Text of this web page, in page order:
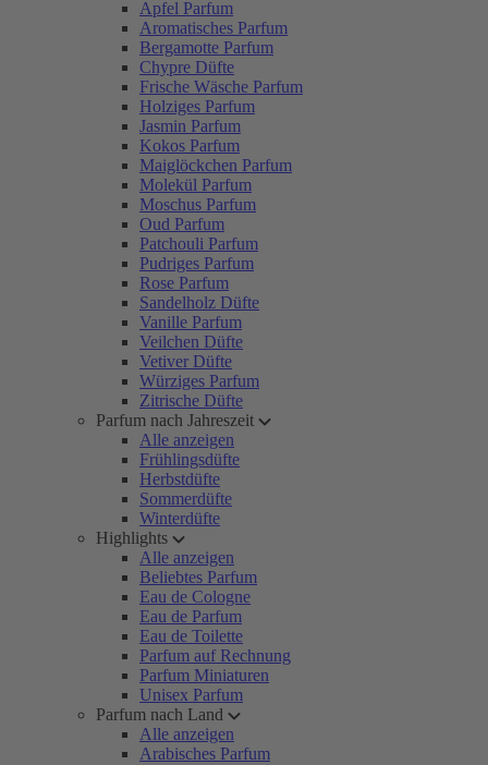
Apfel Parfum
Aromatisches Parfum
Bergamotte Parfum
Chypre Düfte
Frische Wäsche Parfum
Holziges Parfum
Jasmin Parfum
Kokos Parfum
Maiglöckchen Parfum
Molekül Parfum
Moschus Parfum
Oud Parfum
Patchouli Parfum
Pudriges Parfum
Rose Parfum
Sandelholz Düfte
Vanille Parfum
Veilchen Düfte
Vetiver Düfte
Würziges Parfum
Zitrische Düfte
Parfum nach Jahreszeit
Alle anzeigen
Frühlingsdüfte
Herbstdüfte
Sommerdüfte
Winterdüfte
Highlights
Alle anzeigen
Beliebtes Parfum
Eau de Cologne
Eau de Parfum
Eau de Toilette
Parfum auf Rechnung
Parfum Miniaturen
Unisex Parfum
Parfum nach Land
Alle anzeigen
Arabisches Parfum